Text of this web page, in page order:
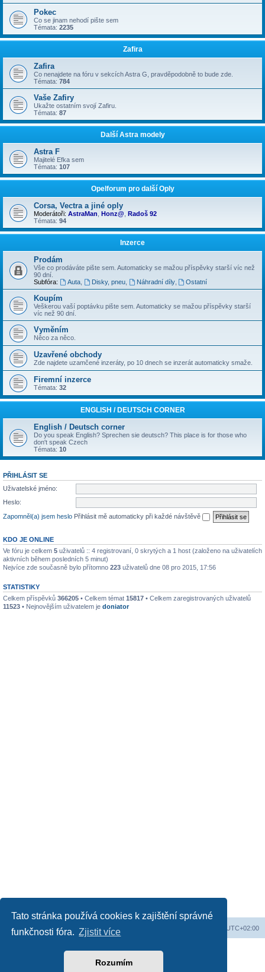
Tato stránka používá cookies k zajištění správné
funkčnosti fóra. Zjistit více
Rozumím
Pokec
Co se jinam nehodí pište sem
Témata: 2235
Zafira
Zafira
Co nenajdete na fóru v sekcích Astra G, pravděpodobně to bude zde.
Témata: 784
Vaše Zafiry
Ukažte ostatním svojí Zafiru.
Témata: 87
Další Astra modely
Astra F
Majitelé Efka sem
Témata: 107
Opelforum pro další Oply
Corsa, Vectra a jiné oply
Moderátoři: AstraMan Honz@ Radoš 92
Témata: 94
Inzerce
Prodám
Vše co prodáváte pište sem. Automaticky se mažou příspěvky starší víc než
90 dní.
Subfóra:
Auta, Disky, pneu, Náhradní díly, Ostatní
Koupím
Veškerou vaší poptávku pište sem. Automaticky se mažou příspěvky starší
víc než 90 dní.
Vyměním
Něco za něco.
Uzavřené obchody
Zde najdete uzamčené inzeráty, po 10 dnech se inzerát automaticky smaže.
Firemní inzerce
Témata: 32
ENGLISH / DEUTSCH CORNER
English / Deutsch corner
Do you speak English? Sprechen sie deutsch? This place is for those who
don't speak Czech
Témata: 10
PŘIHLÁSIT SE
Uživatelské jméno:
Heslo:
Zapomněl(a) jsem heslo Přihlásit mě automaticky při každé návštěvě
KDO JE ONLINE
Ve fóru je celkem 5 uživatelů :: 4 registrovaní, 0 skrytých a 1 host (založeno na uživatelích
aktivních během posledních 5 minut)
Nejvíce zde současně bylo přítomno 223 uživatelů dne 08 pro 2015, 17:56
STATISTIKY
Celkem příspěvků 366205 • Celkem témat 15817 • Celkem zaregistrovaných uživatelů
11523 • Nejnovějším uživatelem je doniator
Web Obsah fóra UTC+02:00
Český překlad –